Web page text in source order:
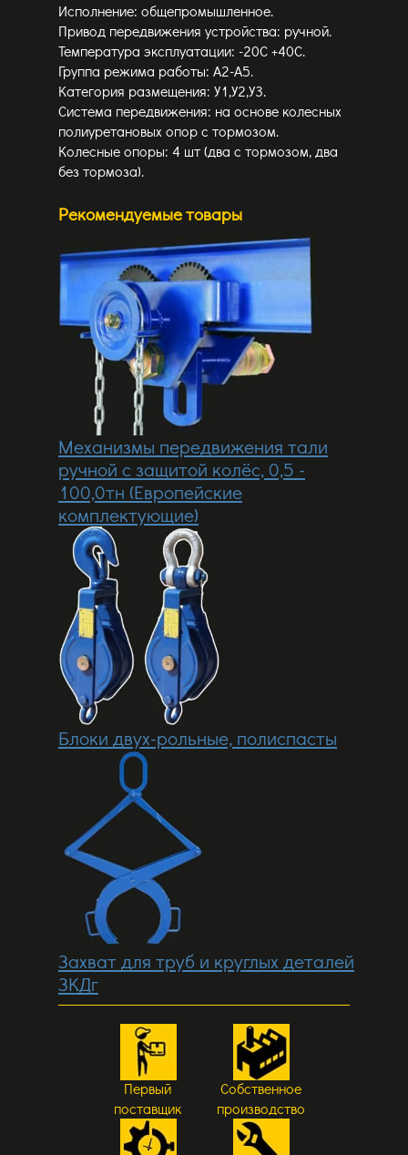
Исполнение: общепромышленное.
Привод передвижения устройства: ручной.
Температура эксплуатации: -20С +40С.
Группа режима работы: А2-А5.
Категория размещения: У1,У2,У3.
Система передвижения: на основе колесных
полиуретановых опор с тормозом.
Колесные опоры: 4 шт (два с тормозом, два
без тормоза).
Рекомендуемые товары
Механизмы передвижения тали
ручной с защитой колёс, 0,5 -
100,0тн (Европейские
комплектующие)
Блоки двух-рольные, полиспасты
Захват для труб и круглых деталей
ЗКДг
Первый
поставщик
Собственное
производство